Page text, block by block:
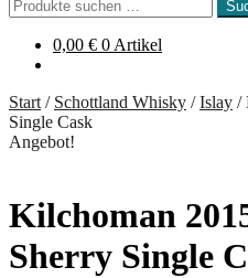
nach:
0,00 € 0 Artikel
Start / Schottland Whisky /Islay /
Single Cask
Angebot!
Kilchoman
Sherry Single